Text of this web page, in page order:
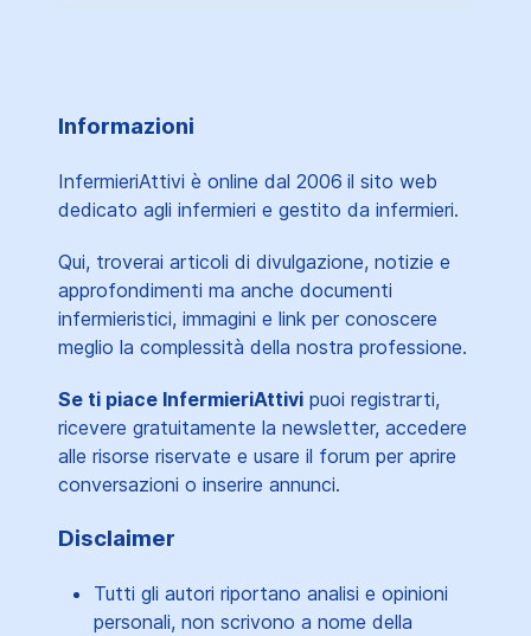
Informazioni
InfermieriAttivi è online dal 2006 il sito web
dedicato agli infermieri e gestito da infermieri.
Qui, troverai articoli di divulgazione, notizie e
approfondimenti ma anche documenti
infermieristici, immagini e link per conoscere
meglio la complessità della nostra professione.
Se ti piace InfermieriAttivi puoi registrarti,
ricevere gratuitamente la newsletter, accedere
alle risorse riservate e usare il forum per aprire
conversazioni o inserire annunci.
Disclaimer
Tutti gli autori riportano analisi e opinioni
personali, non scrivono a nome della